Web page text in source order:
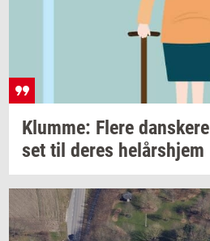
Klum­me: Flere dan­ske­re
set til deres helårs­hjem